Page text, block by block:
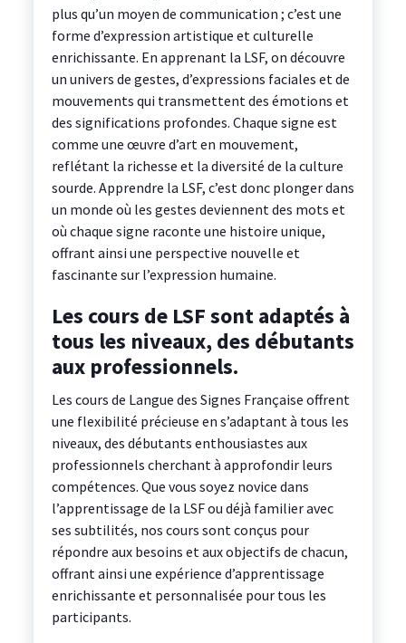
plus qu’un moyen de communication ; c’est une
forme d’expression artistique et culturelle
enrichissante. En apprenant la LSF, on découvre
un univers de gestes, d’expressions faciales et de
mouvements qui transmettent des émotions et
des significations profondes. Chaque signe est
comme une œuvre d’art en mouvement,
reflétant la richesse et la diversité de la culture
sourde. Apprendre la LSF, c’est donc plonger dans
un monde où les gestes deviennent des mots et
où chaque signe raconte une histoire unique,
offrant ainsi une perspective nouvelle et
fascinante sur l’expression humaine.
Les cours de LSF sont adaptés à
tous les niveaux, des débutants
aux professionnels.
Les cours de Langue des Signes Française offrent
une flexibilité précieuse en s’adaptant à tous les
niveaux, des débutants enthousiastes aux
professionnels cherchant à approfondir leurs
compétences. Que vous soyez novice dans
l’apprentissage de la LSF ou déjà familier avec
ses subtilités, nos cours sont conçus pour
répondre aux besoins et aux objectifs de chacun,
offrant ainsi une expérience d’apprentissage
enrichissante et personnalisée pour tous les
participants.